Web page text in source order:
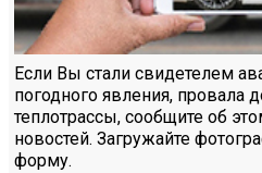
Если Вы стали свидетелем
погодного явления, провала
теплотрассы, сообщите об
новостей. Загружайте
форму.